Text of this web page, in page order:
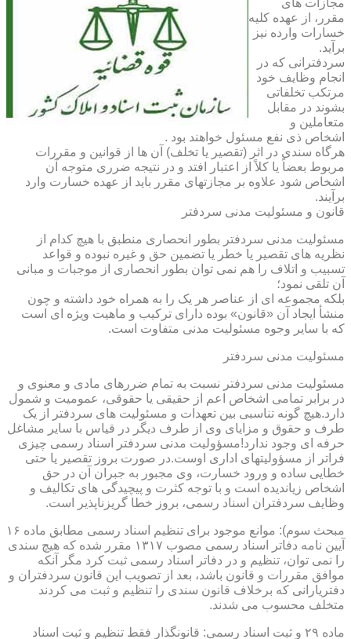
مجازات های
مقرر، از عهده کلیه
خسارات وارده نیز
برآید.
سردفترانی که در
انجام وظایف خود
مرتکب تخلفاتی
بشوند در مقابل
متعاملین و
اشخاص ذی نفع مسئول خواهند بود .
هرگاه سندی در اثر (تقصیر یا تخلف) آن ها از قوانین و مقررات
مربوط بعضاً یا کلاً از اعتبار افتد و در نتیجه ضرری متوجه آن
اشخاص شود علاوه بر مجازتهای مقرر باید از عهده خسارت وارد
برآیند.
قانون و مسئولیت مدنی سردفتر
مسئولیت مدنی سردفتر بطور انحصاری منطبق با هیچ کدام از
نظریه های تقصیر یا خطر یا تضمین حق و غیره نبوده و قواعد
تسبیب و اتلاف را هم نمی توان بطور انحصاری از موجبات و مبانی
آن تلقی نمود؛
بلکه مجموعه ای از عناصر هر یک را به همراه خود داشته و چون
منشأ ایجاد آن «قانون» بوده دارای ترکیب و ماهیت ویژه ای است
که با سایر وجوه مسئولیت مدنی متفاوت است.
مسئولیت مدنی سردفتر
مسئولیت مدنی سردفتر نسبت به تمام ضررهای مادی و معنوی و
در برابر تمامی اشخاص اعم از حقیقی یا حقوقی، عمومیت و شمول
دارد.هیچ گونه تناسبی بین تعهدات و مسئولیت های سردفتر از یک
طرف و حقوق و مزایای وی از طرف دیگر در قیاس با سایر مشاغل
حرفه ای وجود ندارد!مسؤولیت مدنی سردفتر اسناد رسمی چیزی
فراتر از مسؤولیتهای اداری اوست.در صورت بروز تقصیر یا حتی
خطایی ساده و ورود خسارت، وی مجبور به جبران آن در حق
اشخاص زیاندیده است و با توجه کثرت و پیچیدگی های تکالیف و
وظایف سردفتران اسناد رسمی، بروز خطا گریزناپذیر است.
مبحث سوم): موانع موجود برای تنظیم اسناد رسمی مطابق ماده ۱۶
آیین نامه دفاتر اسناد رسمی مصوب ۱۳۱۷ مقرر شده که هیچ سندی
را نمی توان، تنظیم و در دفاتر اسناد رسمی ثبت کرد مگر آنکه
موافق مقررات و قانون باشد، بعد از تصویب این قانون سردفتران و
دفتریارانی که برخلاف قانون سندی را تنظیم و ثبت می کردند
متخلف محسوب می شدند.
ماده ۲۹ و ثبت اسناد رسمی: قانونگذار فقط تنظیم و ثبت اسناد